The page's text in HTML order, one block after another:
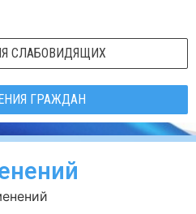
СЛАБОВИДЯЩИХ
ГРАЖДАН